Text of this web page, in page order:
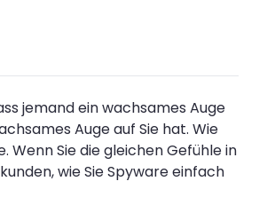
jemand ein wachsames Auge
Auge auf Sie hat. Wie
Sie die gleichen Gefühle in
wie Sie Spyware einfach